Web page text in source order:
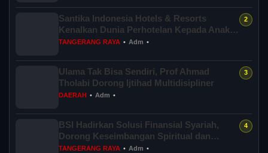
Santika Indonesia Hotels & Resorts
Kenalkan Dunia Perhotelan Kepada Anak-
anak As...
TANGERANG RAYA • Adm •
Ulama Tak Bisa Sendiri, Prof Ahmad
Tholabi Dorong Ijtihad Multidisipliner
DAERAH • Adm •
BSI Hadirkan Solusi Finansial Syariah,
Dorong Keseimbangan Spiritual dan
Sosial...
TANGERANG RAYA • Adm •